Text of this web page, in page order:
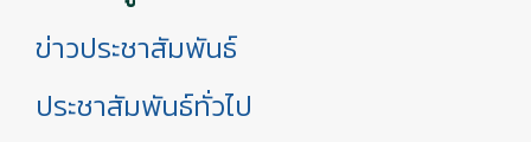
ข่าวประชาสัมพันธ์
ประชาสัมพันธ์ทั่วไป